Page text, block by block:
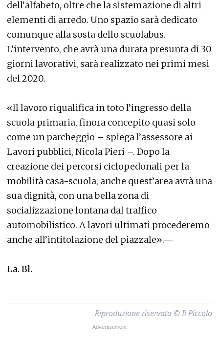
dell’alfabeto, oltre che la sistemazione di altri
elementi di arredo. Uno spazio sarà dedicato
comunque alla sosta dello scuolabus.
L’intervento, che avrà una durata presunta di 30
giorni lavorativi, sarà realizzato nei primi mesi
del 2020.
«Il lavoro riqualifica in toto l’ingresso della
scuola primaria, finora concepito quasi solo
come un parcheggio – spiega l’assessore ai
Lavori pubblici, Nicola Pieri –. Dopo la
creazione dei percorsi ciclopedonali per la
mobilità casa-scuola, anche quest’area avrà una
sua dignità, con una bella zona di
socializzazione lontana dal traffico
automobilistico. A lavori ultimati procederemo
anche all’intitolazione del piazzale».—
La. Bl.
Riproduzione riservata © Il Piccolo